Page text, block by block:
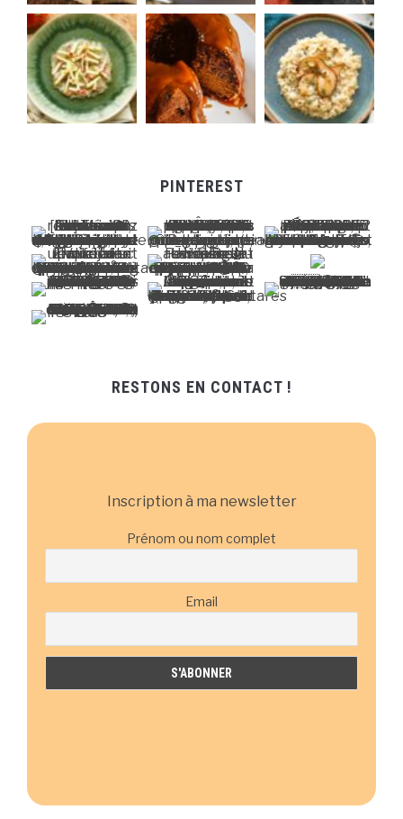
PINTEREST
RESTONS EN CONTACT !
Inscription à ma newsletter
Prénom ou nom complet
Email